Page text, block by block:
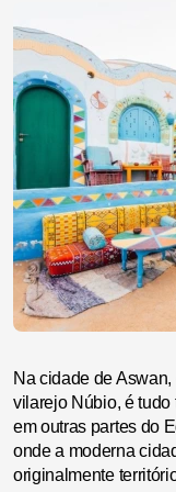
Na cidade de
vilarejo Núbio, é tudo
em outras partes do
onde a moderna
originalmente